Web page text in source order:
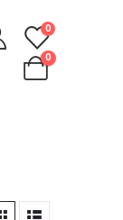
0
0